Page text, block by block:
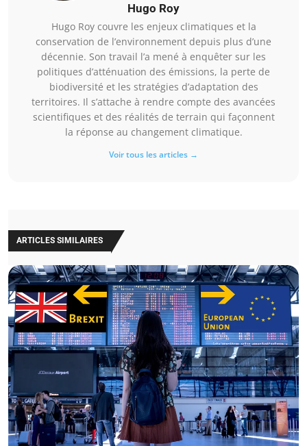
Hugo Roy
Hugo Roy couvre les enjeux climatiques et la
conservation de l’environnement depuis plus d’une
décennie. Son travail l’a mené à enquêter sur les
politiques d’atténuation des émissions, la perte de
biodiversité et les stratégies d’adaptation des
territoires. Il s’attache à rendre compte des avancées
scientifiques et des réalités de terrain qui façonnent
la réponse au changement climatique.
Voir tous les articles →
ARTICLES SIMILAIRES